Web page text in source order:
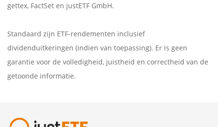
gettex, FactSet en justETF GmbH.
Standaard zijn ETF-rendementen inclusief
dividenduitkeringen (indien van toepassing). Er is geen
garantie voor de volledigheid, juistheid en correctheid van de
getoonde informatie.